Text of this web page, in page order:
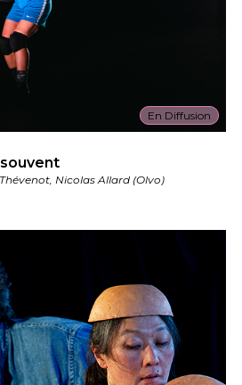
En Diffusion
Nicolas Allard (Olvo)